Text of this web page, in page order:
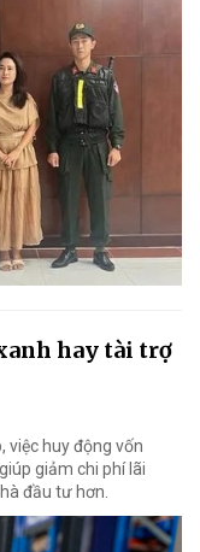
hay tài trợ
việc huy động vốn
giảm chi phí lãi
đầu tư hơn.